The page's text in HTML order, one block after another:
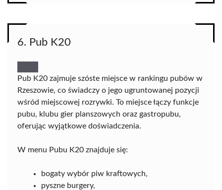
6. Pub K20
Pub K20 zajmuje szóste miejsce w rankingu pubów w
Rzeszowie, co świadczy o jego ugruntowanej pozycji
wśród miejscowej rozrywki. To miejsce łączy funkcje
pubu, klubu gier planszowych oraz gastropubu,
oferując wyjątkowe doświadczenia.
W menu Pubu K20 znajduje się:
bogaty wybór piw kraftowych,
pyszne burgery,